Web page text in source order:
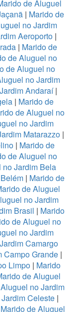
de Aluguel
| Marido de
no Jardim
Aeroporto |
| Marido de
de Aluguel no
de Aluguel no
no Jardim
Andaraí|
| Marido de
de Aluguel no
no Jardim
Matarazzo|
| Marido de
de Aluguel no
no Jardim Bela
| Marido de
de Aluguel
no Jardim
Brasil | Marido
de Aluguel no
no Jardim
Camargo
Campo Grande|
Limpo| Marido
de Aluguel
no Jardim
Celeste|
Marido de Aluguel